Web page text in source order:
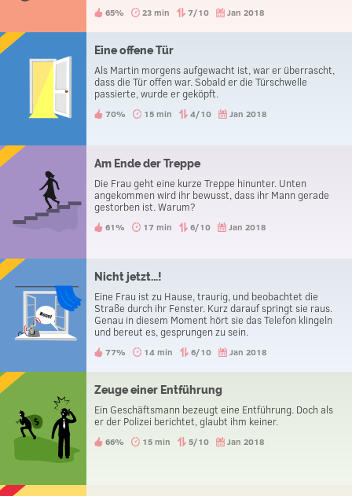
65% 23 min 7/10 Jan 2018
Eine offene Tür
Als Martin morgens aufgewacht ist, war er überrascht,
dass die Tür offen war. Sobald er die Türschwelle
passierte, wurde er geköpft.
70% 15 min 4/10 Jan 2018
Am Ende der Treppe
Die Frau geht eine kurze Treppe hinunter. Unten
angekommen wird ihr bewusst, dass ihr Mann gerade
gestorben ist. Warum?
61% 17 min 6/10 Jan 2018
Nicht jetzt...!
Eine Frau ist zu Hause, traurig, und beobachtet die
Straße durch ihr Fenster. Kurz darauf springt sie raus.
Genau in diesem Moment hört sie das Telefon klingeln
und bereut es, gesprungen zu sein.
77% 14 min 6/10 Jan 2018
Zeuge einer Entführung
Ein Geschäftsmann bezeugt eine Entführung. Doch als
er der Polizei berichtet, glaubt ihm keiner.
66% 15 min 5/10 Jan 2018